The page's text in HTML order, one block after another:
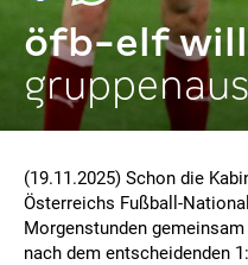
öfb-elf will
(19.11.2025) Schon die
Österreichs Fußball-
Morgenstunden
nach dem entscheidenden